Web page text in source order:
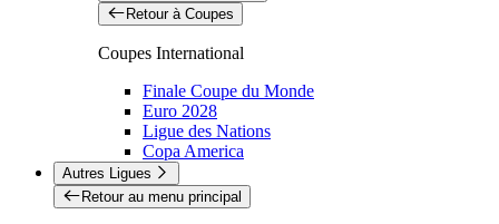
Retour à Coupes
Coupes International
Finale Coupe du Monde
Euro 2028
Ligue des Nations
Copa America
Autres Ligues
Retour au menu principal